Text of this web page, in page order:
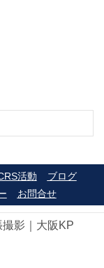
活動
ブログ
お問合せ
影｜大阪KP